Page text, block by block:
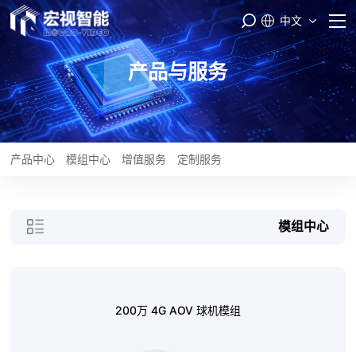
首页
PASS云平台
产品与服务
智能制造
中文
产品与服务
产品中心 模组中心 增值服务 定制服务
模组中心
200万 4G AOV 球机模组